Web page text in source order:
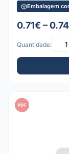
Embalagem
0.71€ –
Quantidade:
PDF